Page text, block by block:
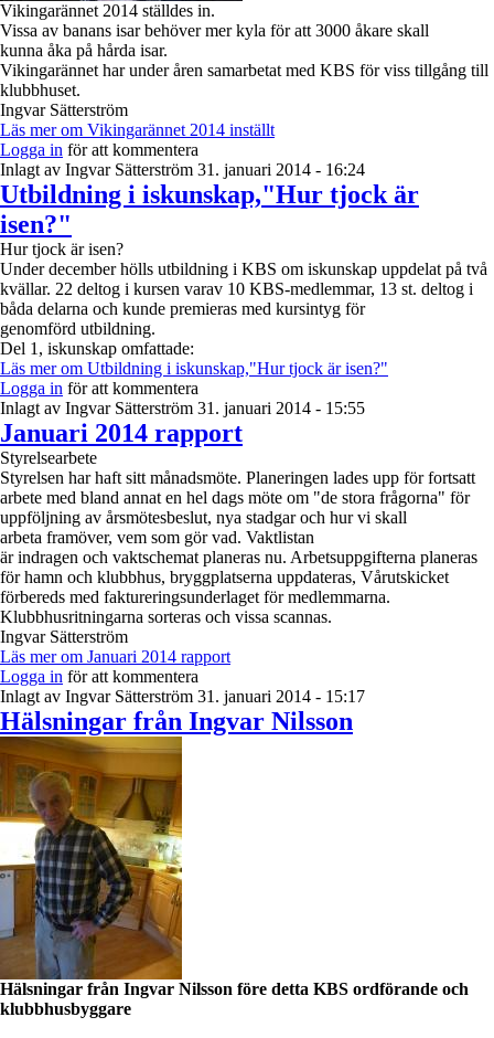
Vikingarännet 2014 ställdes in.
Vissa av banans isar behöver mer kyla för att 3000 åkare skall
kunna åka på hårda isar.
Vikingarännet har under åren samarbetat med KBS för viss tillgång till
klubbhuset.
Ingvar Sätterström
Läs merom Vikingarännet 2014 inställt
Logga in för att kommentera
Inlagt av Ingvar Sätterström 31. januari 2014 - 16:24
Utbildning i iskunskap,"Hur tjock är
isen?"
Hur tjock är isen?
​Under december hölls utbildning i KBS om iskunskap uppdelat på två
kvällar. 22 deltog i kursen varav 10 KBS-medlemmar, 13 st. deltog i
båda delarna och kunde premieras med kursintyg för
genomförd utbildning.
Del 1, iskunskap omfattade:
Läs merom Utbildning i iskunskap,"Hur tjock är isen?"
Logga in för att kommentera
Inlagt av Ingvar Sätterström 31. januari 2014 - 15:55
Januari 2014 rapport
Styrelsearbete
Styrelsen har haft sitt månadsmöte. Planeringen lades upp för fortsatt
arbete med bland annat en hel dags möte om "de stora frågorna" för
uppföljning av årsmötesbeslut, nya stadgar och hur vi skall
arbeta framöver, vem som gör vad. Vaktlistan
är indragen och vaktschemat planeras nu. Arbetsuppgifterna planeras
för hamn och klubbhus, bryggplatserna uppdateras, Vårutskicket
förbereds med faktureringsunderlaget för medlemmarna.
Klubbhusritningarna sorteras och vissa scannas.
Ingvar Sätterström
Läs merom Januari 2014 rapport
Logga in för att kommentera
Inlagt av Ingvar Sätterström 31. januari 2014 - 15:17
Hälsningar från Ingvar Nilsson
Hälsningar från Ingvar Nilsson före detta KBS ordförande och
klubbhusbyggare